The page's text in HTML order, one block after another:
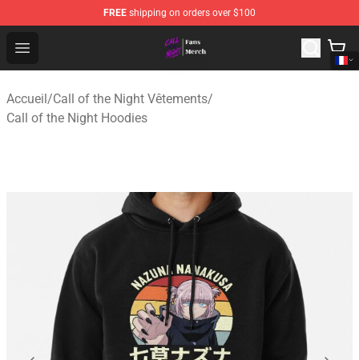
FREE shipping on orders over $100
Open menu
Call of the Night Store - Official Call of the Night
Accueil/Call of the Night Vêtements/
Call of the Night Hoodies